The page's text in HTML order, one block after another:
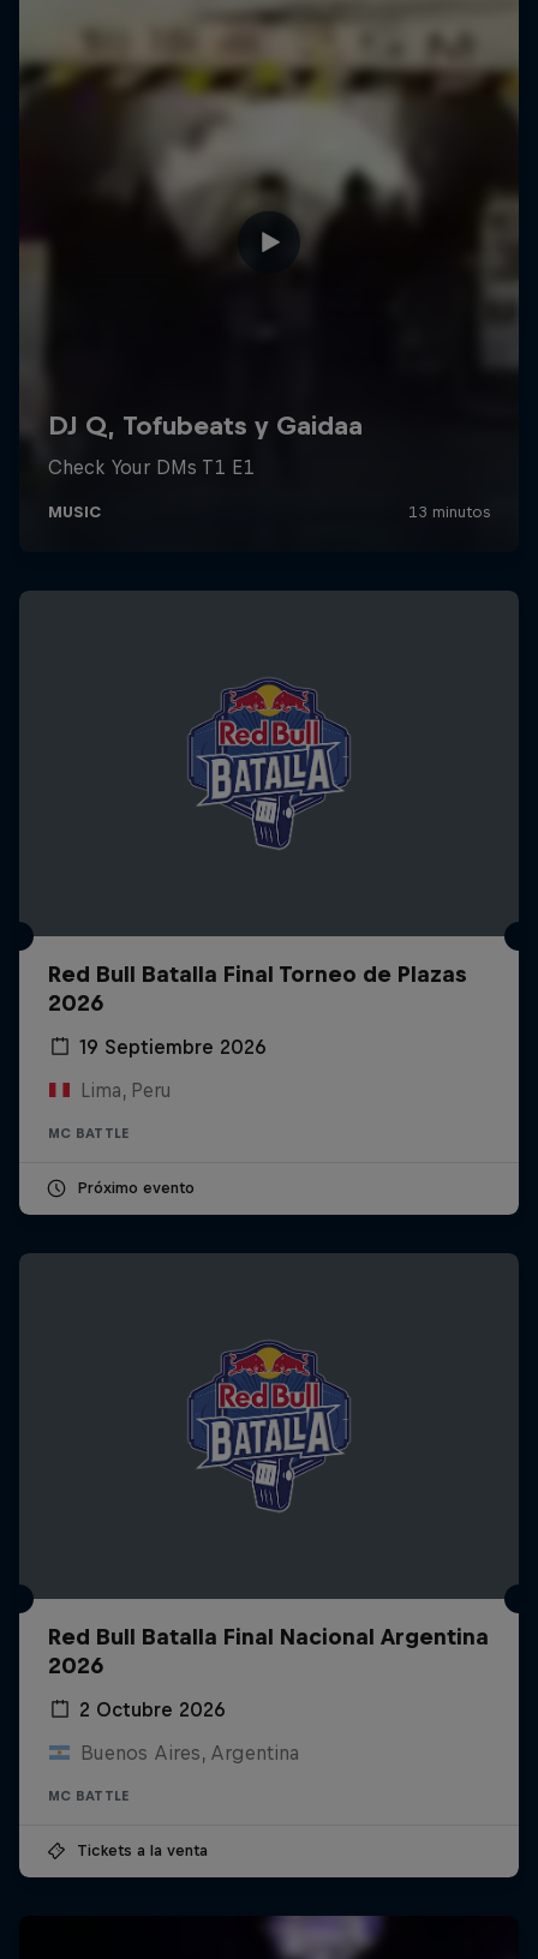
Red Bull Batalla Final Torneo de Plazas
2026
19 Septiembre 2026
Lima, Peru
MC BATTLE
Próximo evento
Red Bull Batalla Final Nacional Argentina
2026
2 Octubre 2026
Buenos Aires, Argentina
MC BATTLE
Tickets a la venta